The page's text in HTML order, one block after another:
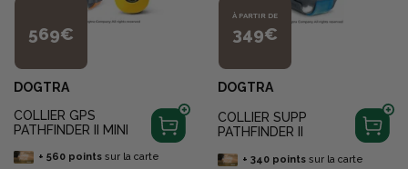
569€
DOGTRA
COLLIER GPS
PATHFINDER II MINI
+ 560pointssur la carte
À PARTIR DE
349€
DOGTRA
COLLIER SUPP
PATHFINDER II
+ 340pointssur la carte